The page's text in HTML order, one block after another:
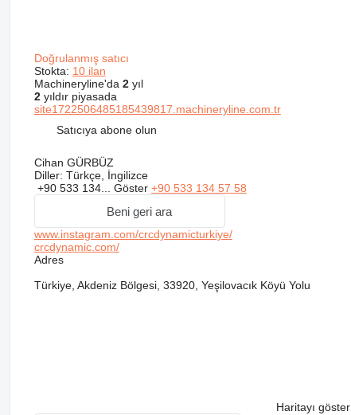
Doğrulanmış satıcı
Stokta: 10 ilan
Machineryline'da 2yıl
2yıldır piyasada
site1722506485185439817.machineryline.com.tr
Satıcıya abone olun
Cihan GÜRBÜZ
Diller: Türkçe, İngilizce
+90 533 134... Göster +90 533 134 57 58
Beni geri ara
www.instagram.com/crcdynamicturkiye/
crcdynamic.com/
Adres
Türkiye, Akdeniz Bölgesi, 33920, Yeşilovacık Köyü Yolu
Haritayı göster